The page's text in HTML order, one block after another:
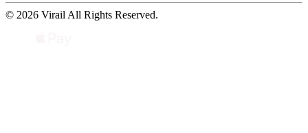
© 2026 Virail All Rights Reserved.